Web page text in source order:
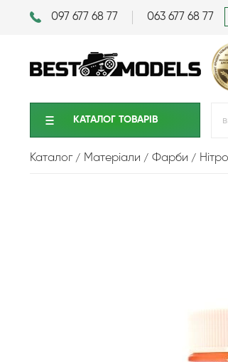
097 677 68 77 063 677 68 77
КАТАЛОГ ТОВАРIВ
Каталог Матеріали Фарби